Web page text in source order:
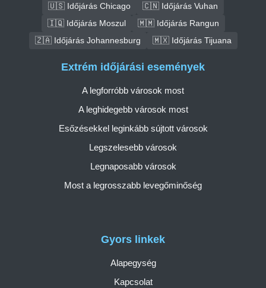
🇺🇸 Időjárás Chicago
🇨🇳 Időjárás Vuhan
🇮🇶 Időjárás Moszul
🇲🇲 Időjárás Rangun
🇿🇦 Időjárás Johannesburg
🇲🇽 Időjárás Tijuana
Gyors linkek
Alapegység
Kapcsolat
Extrém időjárási események
A legforróbb városok most
A leghidegebb városok most
Esőzésekkel leginkább sújtott városok
Legszelesebb városok
Legnaposabb városok
Most a legrosszabb levegőminőség